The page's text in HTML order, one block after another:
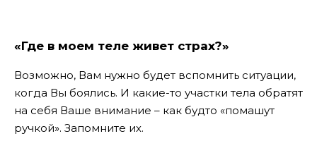
«Где в моем теле живет страх?»
Возможно, Вам нужно будет вспомнить ситуации,
когда Вы боялись. И какие-то участки тела обратят
на себя Ваше внимание – как будто «помашут
ручкой». Запомните их.